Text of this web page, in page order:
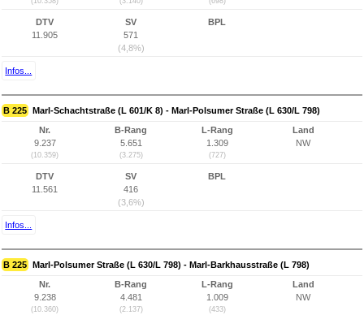
DTV
11.905
SV
571
(4,8%)
BPL
Infos...
B 225 Marl-Schachtstraße (L 601/K 8) - Marl-Polsumer Straße (L 630/L 798)
Nr.
9.237
(10.359)
B-Rang
5.651
(3.275)
L-Rang
1.309
(727)
Land
NW
DTV
11.561
SV
416
(3,6%)
BPL
Infos...
B 225 Marl-Polsumer Straße (L 630/L 798) - Marl-Barkhausstraße (L 798)
Nr.
9.238
(10.360)
B-Rang
4.481
(2.137)
L-Rang
1.009
(433)
Land
NW